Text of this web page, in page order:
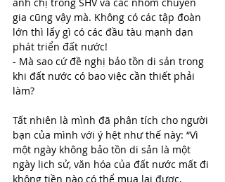
gia cũng vậy mà. Không có các tập đoàn
lớn thì lấy gì có các đầu tàu mạnh dạn
phát triển đất nước!
- Mà sao cứ đề nghị bảo tồn di sản trong
khi đất nước có bao việc cần thiết phải
làm?
Tất nhiên là mình đã phân tích cho người
bạn của mình với ý hệt như thế này: “Vì
một ngày không bảo tồn di sản là một
ngày lịch sử, văn hóa của đất nước mất đi
không tiền nào có thể mua lại được,